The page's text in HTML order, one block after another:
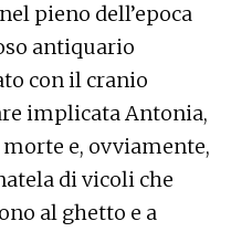
pieno dell’epoca
antiquario
con il cranio
implicata Antonia,
e, ovviamente,
di vicoli che
al ghetto e a